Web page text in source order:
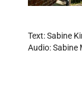
Text: Sabine
Audio: Sabine